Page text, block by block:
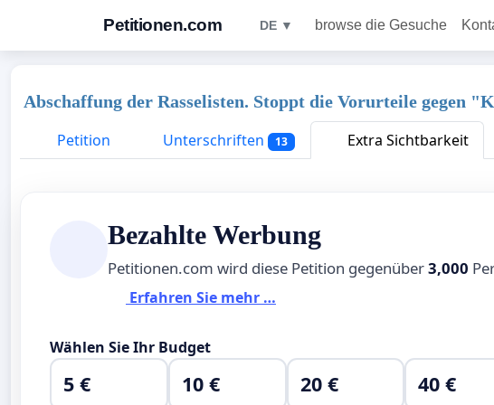
Petitionen.com DE ▼ browse die Gesuche
Abschaffung der Rasselisten. Stoppt die Vorurteile gegen
Petition
Unterschriften 13 Extra Sichtbarkeit
Bezahlte Werbung
Petitionen.com wird diese Petition gegenüber3,000
Erfahren Sie mehr …
Wählen Sie Ihr Budget
5 € 10 € 20 € 40 €